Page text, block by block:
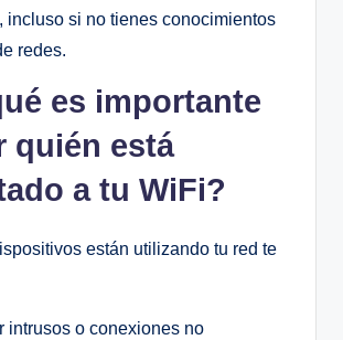
incluso si no tienes conocimientos
redes.
es importante
quién está
a tu WiFi?
están utilizando tu red te
intrusos o conexiones no